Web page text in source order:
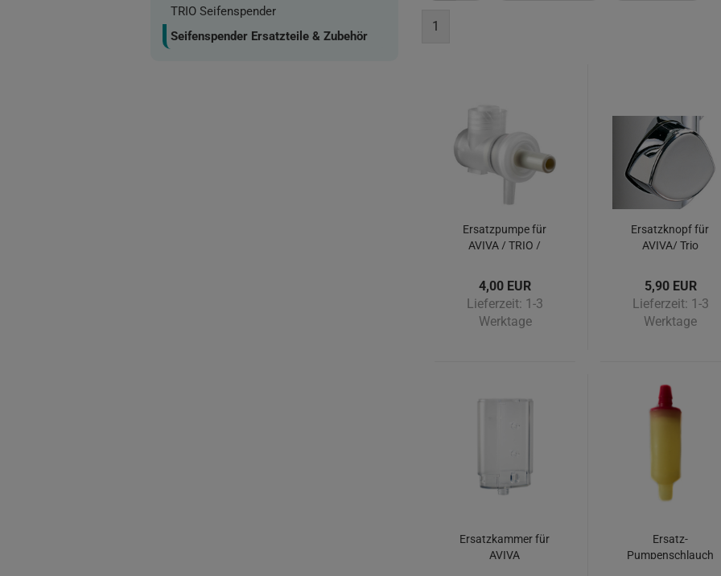
1
Ersatzpumpe für
AVIVA / TRIO /
4,00 EUR
Lieferzeit: 1-3
Werktage
Ersatzknopf für
AVIVA/ Trio
5,90 EUR
Lieferzeit: 1-3
Werktage
Ersatzkammer für
AVIVA
Ersatz-
Pumpenschlauch
TRIO Seifenspender
Seifenspender Ersatzteile & Zubehör